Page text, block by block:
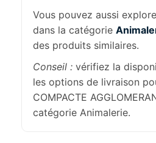
Vous pouvez aussi
dans la catégorie
des produits similaires.
Conseil : vérifiez la
les options de livraison
COMPACTE
catégorie Animalerie.